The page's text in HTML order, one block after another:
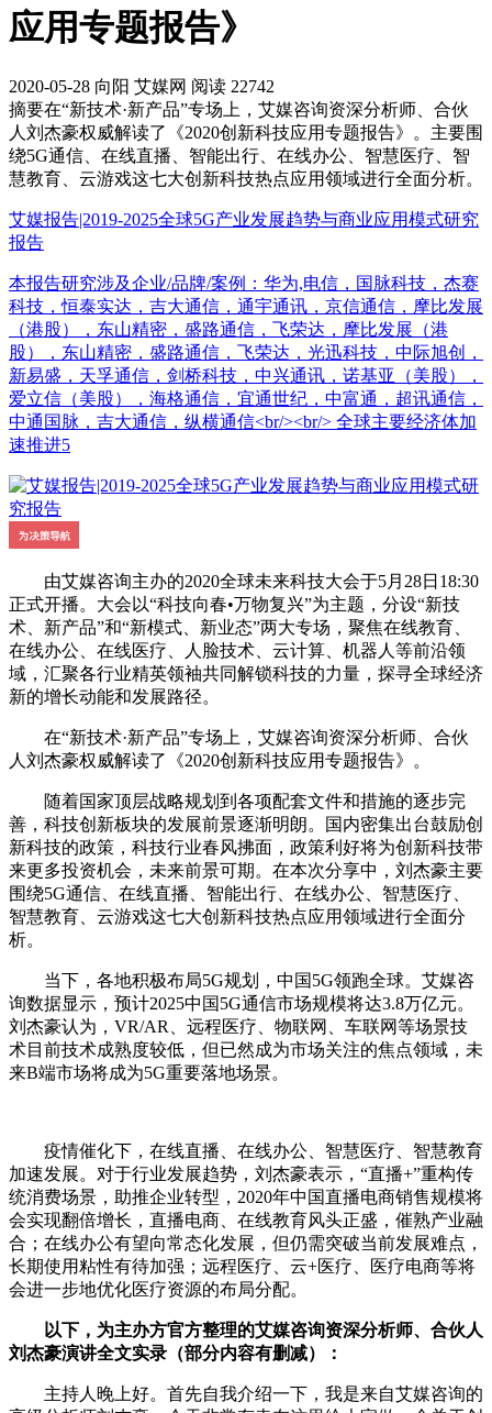
应用专题报告》
2020-05-28 向阳 艾媒网 阅读 22742
摘要在“新技术·新产品”专场上，艾媒咨询资深分析师、合伙
人刘杰豪权威解读了《2020创新科技应用专题报告》。主要围
绕5G通信、在线直播、智能出行、在线办公、智慧医疗、智
慧教育、云游戏这七大创新科技热点应用领域进行全面分析。
艾媒报告|2019-2025全球5G产业发展趋势与商业应用模式研究
报告
本报告研究涉及企业/品牌/案例：华为,电信，国脉科技，杰赛
科技，恒泰实达，吉大通信，通宇通讯，京信通信，摩比发展
（港股），东山精密，盛路通信，飞荣达，摩比发展（港
股），东山精密，盛路通信，飞荣达，光迅科技，中际旭创，
新易盛，天孚通信，剑桥科技，中兴通讯，诺基亚（美股），
爱立信（美股），海格通信，宜通世纪，中富通，超讯通信，
中通国脉，吉大通信，纵横通信<br/><br/> 全球主要经济体加
速推进5
由艾媒咨询主办的2020全球未来科技大会于5月28日18:30
正式开播。大会以“科技向春•万物复兴”为主题，分设“新技
术、新产品”和“新模式、新业态”两大专场，聚焦在线教育、
在线办公、在线医疗、人脸技术、云计算、机器人等前沿领
域，汇聚各行业精英领袖共同解锁科技的力量，探寻全球经济
新的增长动能和发展路径。
在“新技术·新产品”专场上，艾媒咨询资深分析师、合伙
人刘杰豪权威解读了《2020创新科技应用专题报告》。
随着国家顶层战略规划到各项配套文件和措施的逐步完
善，科技创新板块的发展前景逐渐明朗。国内密集出台鼓励创
新科技的政策，科技行业春风拂面，政策利好将为创新科技带
来更多投资机会，未来前景可期。在本次分享中，刘杰豪主要
围绕5G通信、在线直播、智能出行、在线办公、智慧医疗、
智慧教育、云游戏这七大创新科技热点应用领域进行全面分
析。
当下，各地积极布局5G规划，中国5G领跑全球。艾媒咨
询数据显示，预计2025中国5G通信市场规模将达3.8万亿元。
刘杰豪认为，VR/AR、远程医疗、物联网、车联网等场景技
术目前技术成熟度较低，但已然成为市场关注的焦点领域，未
来B端市场将成为5G重要落地场景。
疫情催化下，在线直播、在线办公、智慧医疗、智慧教育
加速发展。对于行业发展趋势，刘杰豪表示，“直播+”重构传
统消费场景，助推企业转型，2020年中国直播电商销售规模将
会实现翻倍增长，直播电商、在线教育风头正盛，催熟产业融
合；在线办公有望向常态化发展，但仍需突破当前发展难点，
长期使用粘性有待加强；远程医疗、云+医疗、医疗电商等将
会进一步地优化医疗资源的布局分配。
以下，为主办方官方整理的艾媒咨询资深分析师、合伙人
刘杰豪演讲全文实录（部分内容有删减）：
主持人晚上好。首先自我介绍一下，我是来自艾媒咨询的